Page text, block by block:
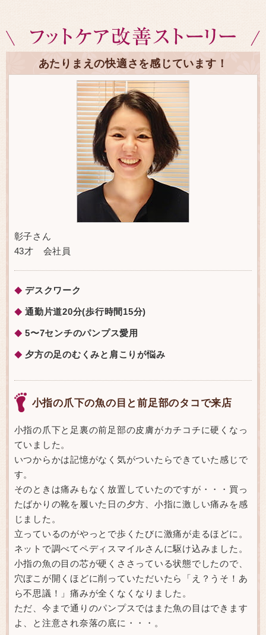
あたりまえの快適さを感じています！
彰子さん
43才 会社員
◆ デスクワーク
◆ 通勤片道20分(歩行時間15分)
◆ 5〜7センチのパンプス愛用
◆ 夕方の足のむくみと肩こりが悩み
小指の爪下の魚の目と前足部のタコで来店
小指の爪下と足裏の前足部の皮膚がカチコチに硬くなっ
ていました。
いつからかは記憶がなく気がついたらできていた感じで
す。
そのときは痛みもなく放置していたのですが・・・買っ
たばかりの靴を履いた日の夕方、小指に激しい痛みを感
じました。
立っているのがやっとで歩くたびに激痛が走るほどに。
ネットで調べてペディスマイルさんに駆け込みました。
小指の魚の目の芯が硬くささっている状態でしたので、
穴ぼこが開くほどに削っていただいたら「え？うそ！あ
ら不思議！」痛みが全くなくなりました。
ただ、今まで通りのパンプスではまた魚の目はできます
よ、と注意され奈落の底に・・・。